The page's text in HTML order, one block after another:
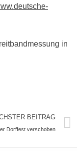
in
BEITRAG
Dorffest verschoben